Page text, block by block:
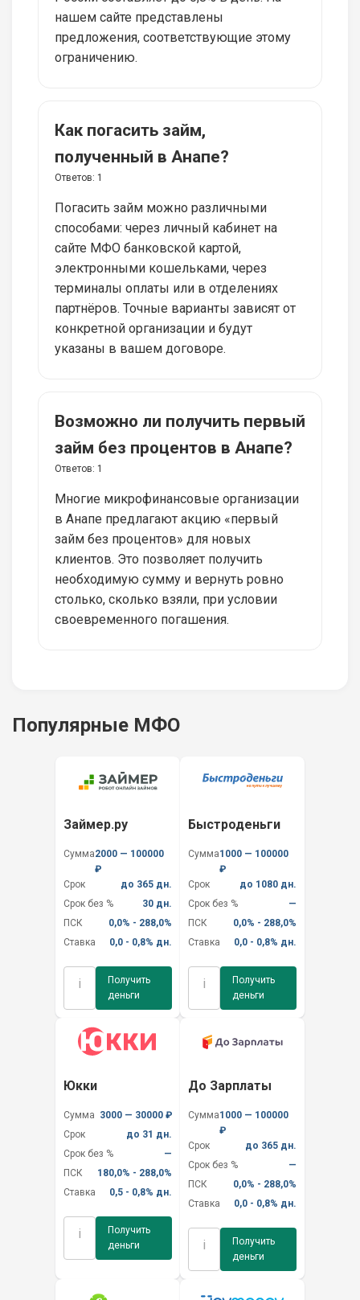
нашем сайте представлены
предложения, соответствующие этому
ограничению.
Как погасить займ,
полученный в Анапе?
Ответов: 1
Погасить займ можно различными
способами: через личный кабинет на
сайте МФО банковской картой,
электронными кошельками, через
терминалы оплаты или в отделениях
партнёров. Точные варианты зависят от
конкретной организации и будут
указаны в вашем договоре.
Возможно ли получить первый
займ без процентов в Анапе?
Ответов: 1
Многие микрофинансовые организации
в Анапе предлагают акцию «первый
займ без процентов» для новых
клиентов. Это позволяет получить
необходимую сумму и вернуть ровно
столько, сколько взяли, при условии
своевременного погашения.
Популярные МФО
Займер.ру
Сумма2000 — 100000
₽
Срок
до 365 дн.
Срок без %
30 дн.
ПСК
0,0% - 288,0%
Ставка
0,0 - 0,8% дн.
i
Получить
деньги
Быстроденьги
Сумма1000 — 100000
₽
Срок
до 1080 дн.
Срок без %
—
ПСК
0,0% - 288,0%
Ставка
0,0 - 0,8% дн.
i
Получить
деньги
Юкки
Сумма 3000 — 30000 ₽
Срок
до 31 дн.
Срок без %
—
ПСК
180,0% - 288,0%
Ставка
0,5 - 0,8% дн.
i
Получить
деньги
До Зарплаты
Сумма1000 — 100000
₽
Срок
до 365 дн.
Срок без %
—
ПСК
0,0% - 288,0%
Ставка
0,0 - 0,8% дн.
i
Получить
деньги